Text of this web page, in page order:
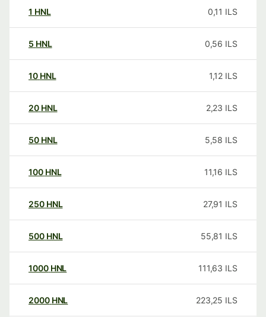
1 HNL 0,11 ILS
5 HNL 0,56 ILS
10 HNL 1,12 ILS
20 HNL 2,23 ILS
50 HNL 5,58 ILS
100 HNL 11,16 ILS
250 HNL 27,91 ILS
500 HNL 55,81 ILS
1000 HNL 111,63 ILS
2000 HNL 223,25 ILS